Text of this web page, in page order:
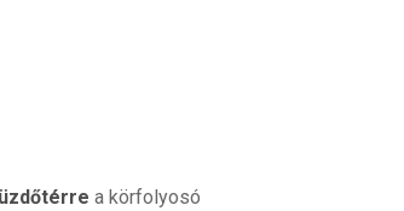
a körfolyosó